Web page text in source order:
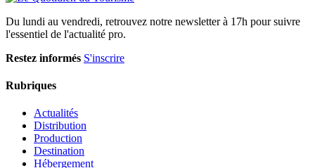
Du lundi au vendredi, retrouvez notre newsletter à 17h pour suivre
l'essentiel de l'actualité pro.
Restez informés S'inscrire
Rubriques
Actualités
Distribution
Production
Destination
Hébergement